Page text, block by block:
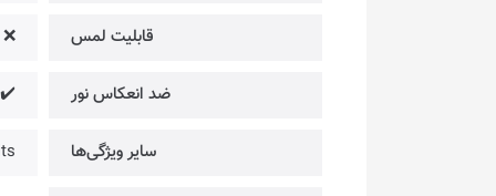
قابلیت لمس ❌
ضد انعکاس نور ✔️
سایر ویژگی‌ها